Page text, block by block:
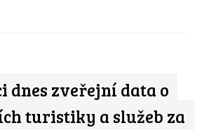
dnes zveřejní data o
turistiky a služeb za